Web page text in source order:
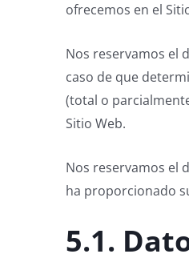
ofrecemos en el
Nos reservamos el
caso de que
(total o
Sitio Web.
Nos reservamos el
ha proporcionado
5.1.